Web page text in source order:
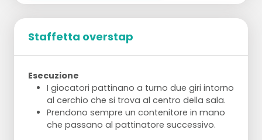
Staffetta overstap
Esecuzione
I giocatori pattinano a turno due giri intorno
al cerchio che si trova al centro della sala.
Prendono sempre un contenitore in mano
che passano al pattinatore successivo.